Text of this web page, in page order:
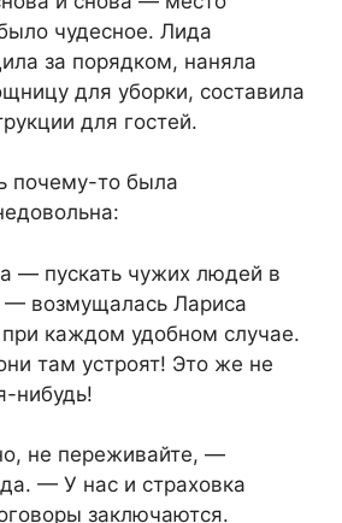
чудесное. Лида
за порядком, наняла
для уборки, составила
для гостей.
почему-то была
— пускать чужих людей в
возмущалась Лариса
каждом удобном случае.
там устроят! Это же не
нибудь!
не переживайте, —
— У нас и страховка
заключаются.